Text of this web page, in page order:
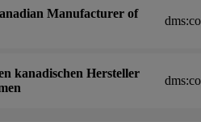
Manufacturer of
kanadischen Hersteller